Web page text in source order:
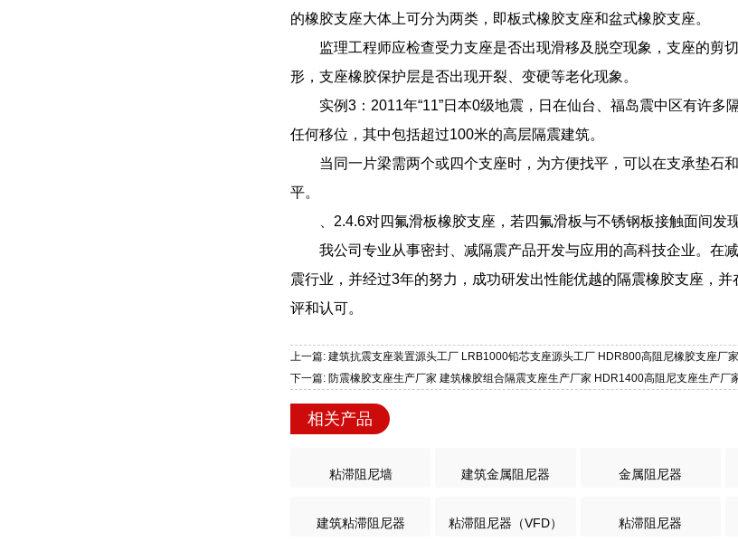
的橡胶支座大体上可分为两类，即板式橡胶支座和盆式橡胶支座。
监理工程师应检查受力支座是否出现滑移及脱空现象，支座的剪
形，支座橡胶保护层是否出现开裂、变硬等老化现象。
实例3：2011年“11”日本0级地震，日在仙台、福岛震中区有许
任何移位，其中包括超过100米的高层隔震建筑。
当同一片梁需两个或四个支座时，为方便找平，可以在支承垫石
平。
、2.4.6对四氟滑板橡胶支座，若四氟滑板与不锈钢板接触面间
我公司专业从事密封、减隔震产品开发与应用的高科技企业。在
震行业，并经过3年的努力，成功研发出性能优越的隔震橡胶支座，
评和认可。
上一篇: 建筑抗震支座装置源头工厂 LRB1000铅芯支座源头工厂 HDR800高阻尼橡胶支座厂
下一篇: 防震橡胶支座生产厂家 建筑橡胶组合隔震支座生产厂家 HDR1400高阻尼支座生产厂
相关产品
粘滞阻尼墙 建筑金属阻尼器 金属阻尼器
建筑粘滞阻尼器 粘滞阻尼器（VFD） 粘滞阻尼器